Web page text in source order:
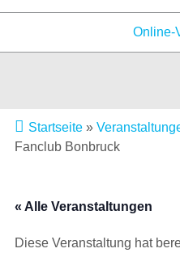
Online-
Startseite»
Fanclub Bonbruck
« Alle Veranstaltungen
Diese Veranstaltung hat